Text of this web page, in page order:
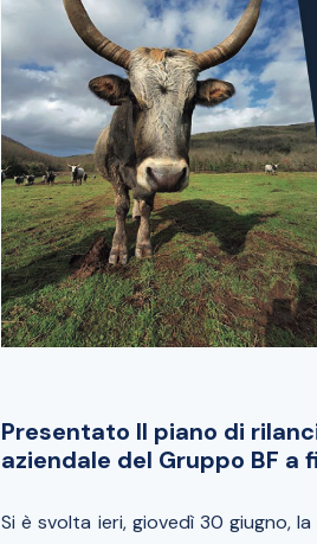
Presentato Il piano di
aziendale del Gruppo BF a
Si è svolta ieri, giovedì 30 giugno,